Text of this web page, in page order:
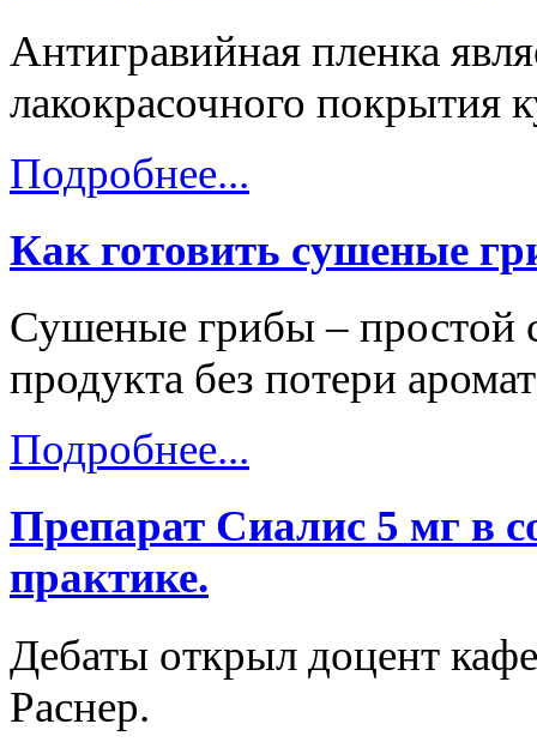
Антигравийная пленка
лакокрасочного покрытия
Подробнее...
Как готовить сушеные
Сушеные грибы – простой
продукта без потери
Подробнее...
Препарат Сиалис 5 мг в
практике.
Дебаты открыл доцент
Раснер.